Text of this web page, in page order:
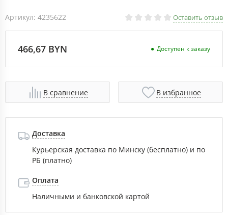
Артикул: 4235622 Оставить отзыв
466,67 BYN Доступен к заказу
В сравнение В избранное
Доставка
Курьерская доставка по Минску (бесплатно) и по
РБ (платно)
Оплата
Наличными и банковской картой